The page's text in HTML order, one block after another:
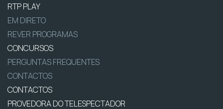
RTP PLAY
EM DIRETO
REVER PROGRAMAS
CONCURSOS
PERGUNTAS FREQUENTES
CONTACTOS
CONTACTOS
PROVEDORA DO TELESPECTADOR